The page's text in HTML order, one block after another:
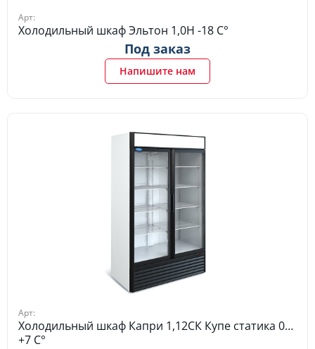
Арт:
Холодильный шкаф Эльтон 1,0Н -18 C°
Под заказ
Напишите нам
Арт:
Холодильный шкаф Капри 1,12СК Купе статика 0…
+7 C°